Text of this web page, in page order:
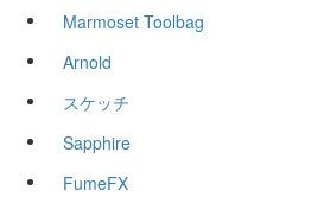
Marmoset Toolbag
Arnold
スケッチ
Sapphire
FumeFX